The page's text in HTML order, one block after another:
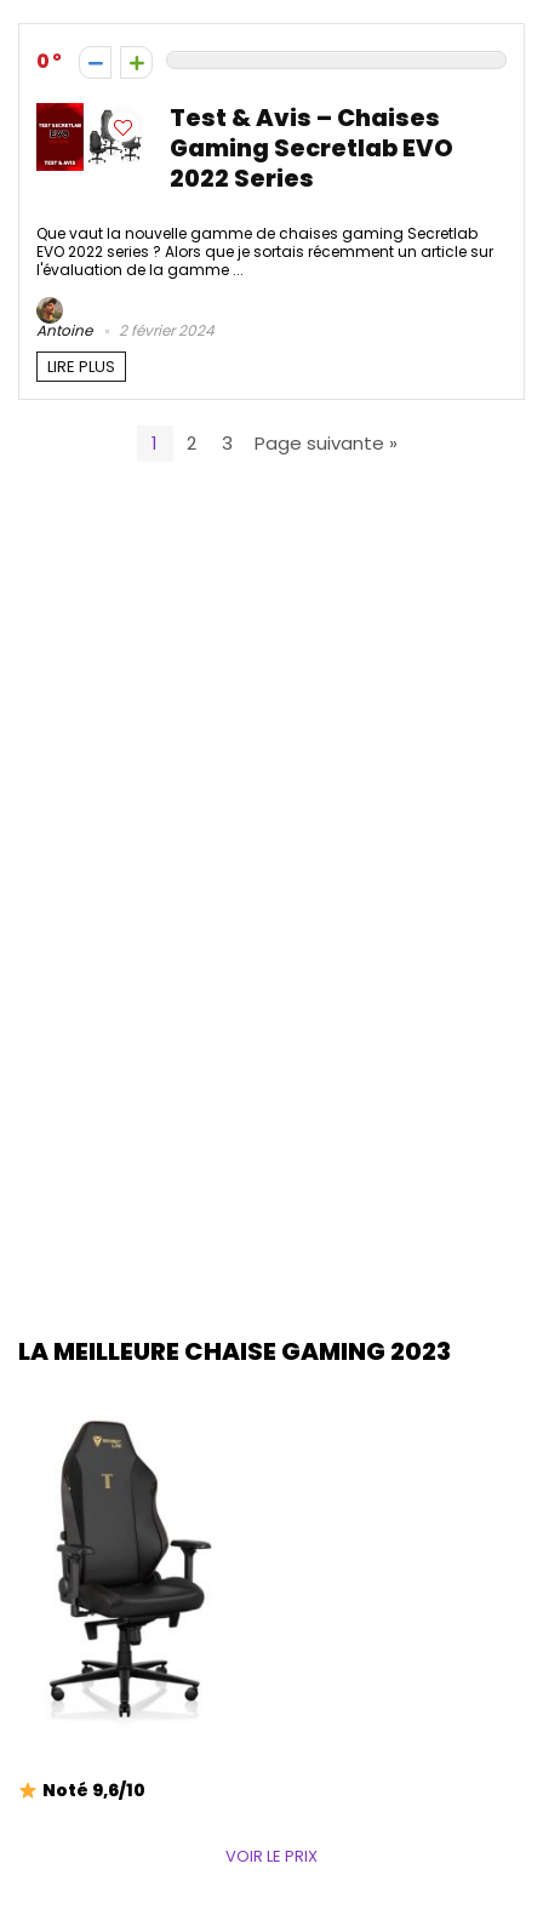
0
Test & Avis – Chaises
Gaming Secretlab EVO
2022 Series
Que vaut la nouvelle gamme de chaises gaming Secretlab
EVO 2022 series ? Alors que je sortais récemment un article sur
l'évaluation de la gamme ...
Antoine 2 février 2024
LIRE PLUS
1 2 3 Page suivante »
LA MEILLEURE CHAISE GAMING 2023
Noté 9,6/10
VOIR LE PRIX